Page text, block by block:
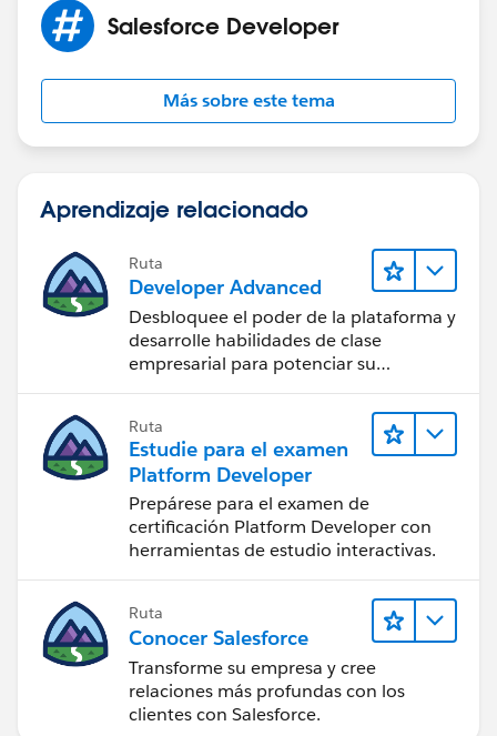
Salesforce Developer
Más sobre este tema
Aprendizaje relacionado
Ruta
Developer Advanced
Desbloquee el poder de la plataforma y
desarrolle habilidades de clase
empresarial para potenciar su
trayectoria profesional como
Ruta
Estudie para el examen
Platform Developer
Prepárese para el examen de
certificación Platform Developer con
herramientas de estudio interactivas.
Ruta
Conocer Salesforce
Transforme su empresa y cree
relaciones más profundas con los
clientes con Salesforce.